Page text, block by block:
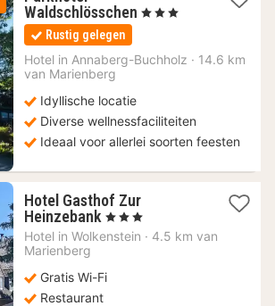
Waldschlösschen 3
90
, 3 Sterren
Rustig gelegen
Hotel in Annaberg-Buchholz · 14.6 km
van Marienberg
Idyllische locatie
Diverse wellnessfaciliteiten
Ideaal voor allerlei soorten feesten
Hotel Gasthof Zur
Heinzebank 1
nacht
€
, 3 Sterren
Hotel in Wolkenstein · 4.5 km van
Marienberg
Gratis Wi-Fi
Restaurant